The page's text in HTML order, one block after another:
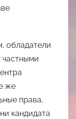
обладатели
частными
же
права,
кандидата